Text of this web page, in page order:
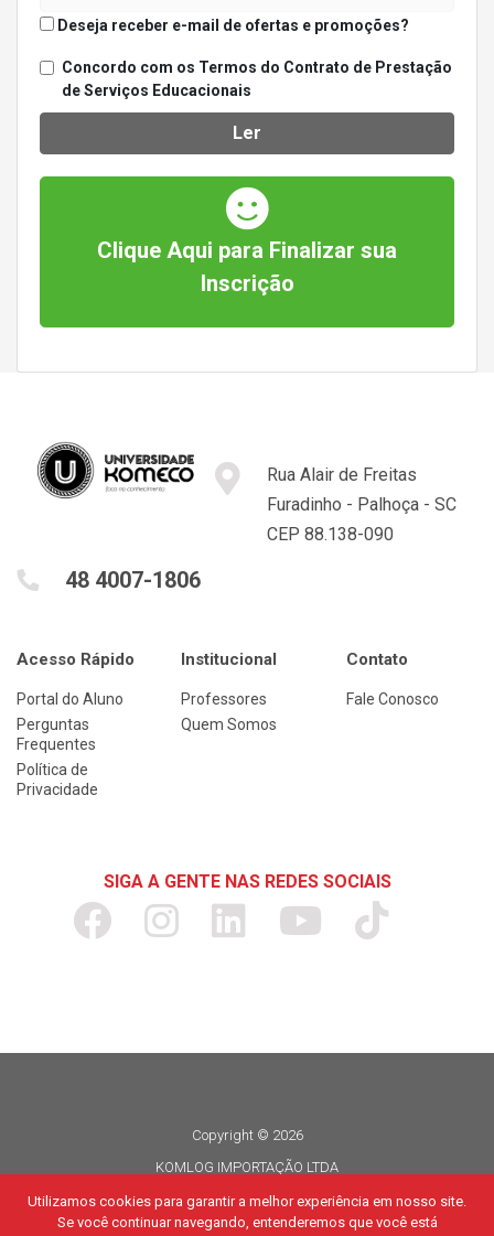
Deseja receber e-mail de ofertas e promoções?
Concordo com os Termos do Contrato de Prestação
de Serviços Educacionais
Ler
Clique Aqui para Finalizar sua
Inscrição
Rua Alair de Freitas
Furadinho - Palhoça - SC
CEP 88.138-090
48 4007-1806
Acesso Rápido
Portal do Aluno
Perguntas
Frequentes
Política de
Privacidade
Institucional
Professores
Quem Somos
Contato
Fale Conosco
SIGA A GENTE NAS REDES SOCIAIS
Copyright © 2026
KOMLOG IMPORTAÇÃO LTDA
CNPJ 06.114.935/0015-80
Todos os direitos reservados
Utilizamos cookies para garantir a melhor experiência em nosso site.
Se você continuar navegando, entenderemos que você está